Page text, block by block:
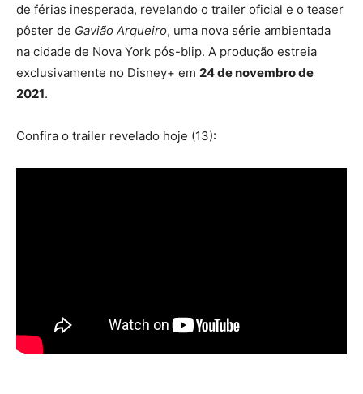
de férias inesperada, revelando o trailer oficial e o teaser
pôster de Gavião Arqueiro, uma nova série ambientada
na cidade de Nova York pós-blip. A produção estreia
exclusivamente no Disney+ em 24 de novembro de
2021.
Confira o trailer revelado hoje (13):